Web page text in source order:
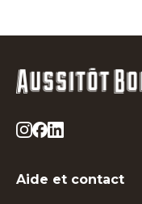
Aide et contact